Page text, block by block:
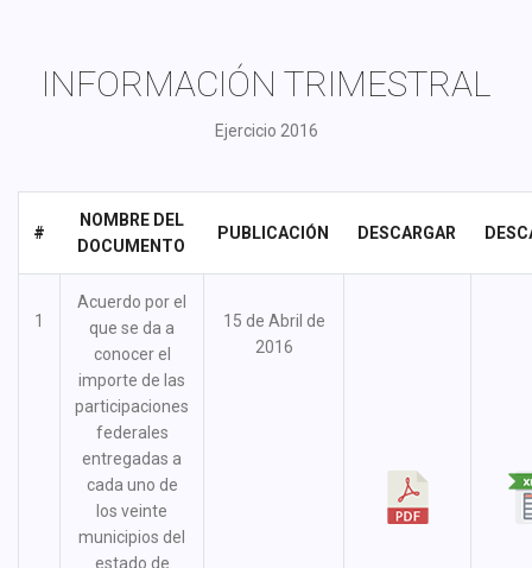
INFORMACIÓN TRIMESTRAL
Ejercicio 2016
#
NOMBRE DEL
DOCUMENTO
PUBLICACIÓN DESCARGAR
1
Acuerdo por el
que se da a
conocer el
importe de las
participaciones
federales
entregadas a
cada uno de
los veinte
municipios del
estado de
15 de Abril de
2016